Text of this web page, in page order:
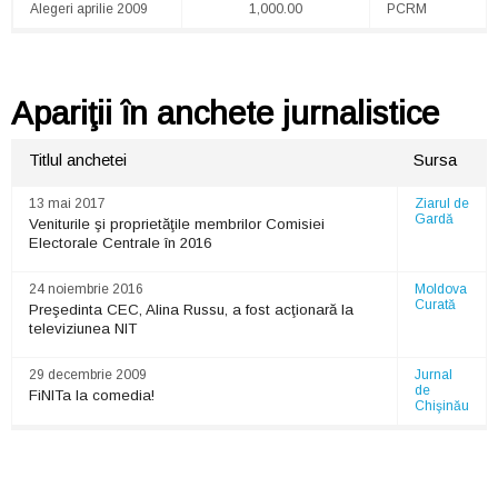
Alegeri aprilie 2009 1,000.00 PCRM
Apariţii în anchete jurnalistice
Titlul anchetei Sursa
13 mai 2017
Veniturile şi proprietăţile membrilor Comisiei
Electorale Centrale în 2016
Ziarul de
Gardă
24 noiembrie 2016
Preşedinta CEC, Alina Russu, a fost acţionară la
televiziunea NIT
Moldova
Curată
29 decembrie 2009
FiNITa la comedia!
Jurnal
de
Chişinău